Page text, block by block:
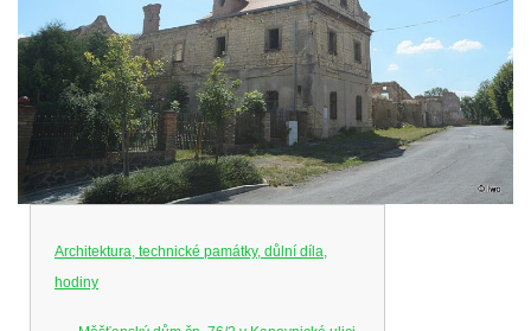
Architektura, technické památky, důlní díla,
hodiny